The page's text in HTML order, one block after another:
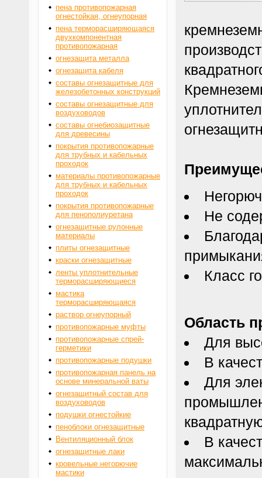
Не
Класс
Область
Для
В
Для
В
пена противопожарная
огнестойкая, огнеупорная
пена терморасширяющаяся
двухкомпонентная
противопожарная
огнезащита металла
огнезащита кабеля
составы огнезащитные для
железобетонных конструкций
составы огнезащитные для
воздуховодов
составы огнебиозащитные
для древесины
покрытия противопожарные
для трубных и кабельных
проходок
материалы противопожарные
для трубных и кабельных
проходок
покрытия противопожарные
для пенополиуретана
огнезащитные рулонные
материалы
плиты огнезащитные
краски огнезащитные
ленты уплотнительные
терморасширяющиеся
мастика
терморасширяющаяся
раствор огнеупорный
противопожарные муфты
противопожарные спрей-
герметики
противопожарные подушки
противопожарная панель на
основе минеральной ваты
огнезащитный состав для
воздуховодов
подушки огнестойкие
пеноблоки огнезащитные
Вентиляционный блок
огнезащитные лаки
кровельные негорючие
мастики